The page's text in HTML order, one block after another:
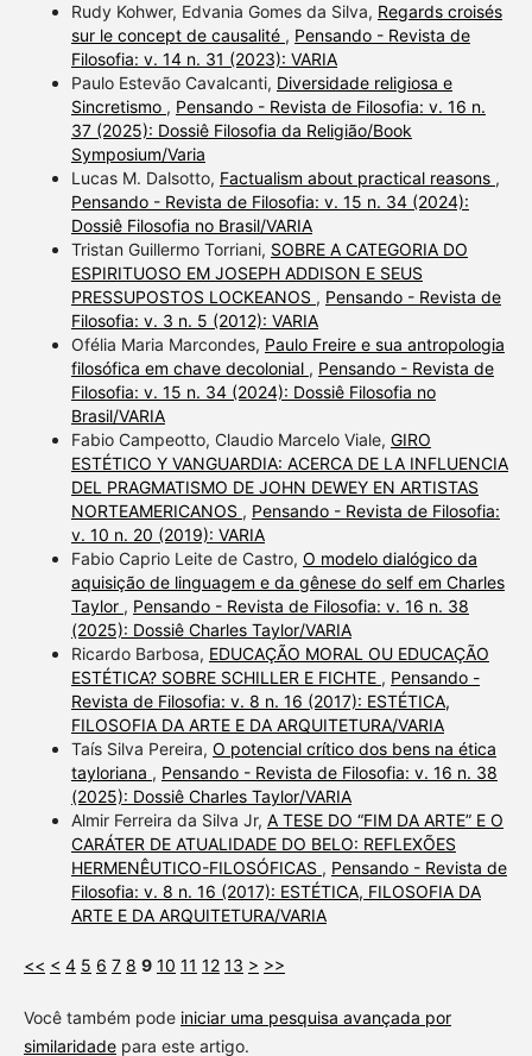
Rudy Kohwer, Edvania Gomes da Silva, Regards croisés
sur le concept de causalité , Pensando - Revista de
Filosofia: v. 14 n. 31 (2023): VARIA
Paulo Estevão Cavalcanti, Diversidade religiosa e
Sincretismo , Pensando - Revista de Filosofia: v. 16 n.
37 (2025): Dossiê Filosofia da Religião/Book
Symposium/Varia
Lucas M. Dalsotto, Factualism about practical reasons ,
Pensando - Revista de Filosofia: v. 15 n. 34 (2024):
Dossiê Filosofia no Brasil/VARIA
Tristan Guillermo Torriani, SOBRE A CATEGORIA DO
ESPIRITUOSO EM JOSEPH ADDISON E SEUS
PRESSUPOSTOS LOCKEANOS , Pensando - Revista de
Filosofia: v. 3 n. 5 (2012): VARIA
Ofélia Maria Marcondes, Paulo Freire e sua antropologia
filosófica em chave decolonial , Pensando - Revista de
Filosofia: v. 15 n. 34 (2024): Dossiê Filosofia no
Brasil/VARIA
Fabio Campeotto, Claudio Marcelo Viale, GIRO
ESTÉTICO Y VANGUARDIA: ACERCA DE LA INFLUENCIA
DEL PRAGMATISMO DE JOHN DEWEY EN ARTISTAS
NORTEAMERICANOS , Pensando - Revista de Filosofia:
v. 10 n. 20 (2019): VARIA
Fabio Caprio Leite de Castro, O modelo dialógico da
aquisição de linguagem e da gênese do self em Charles
Taylor , Pensando - Revista de Filosofia: v. 16 n. 38
(2025): Dossiê Charles Taylor/VARIA
Ricardo Barbosa, EDUCAÇÃO MORAL OU EDUCAÇÃO
ESTÉTICA? SOBRE SCHILLER E FICHTE , Pensando -
Revista de Filosofia: v. 8 n. 16 (2017): ESTÉTICA,
FILOSOFIA DA ARTE E DA ARQUITETURA/VARIA
Taís Silva Pereira, O potencial crítico dos bens na ética
tayloriana , Pensando - Revista de Filosofia: v. 16 n. 38
(2025): Dossiê Charles Taylor/VARIA
Almir Ferreira da Silva Jr, A TESE DO “FIM DA ARTE” E O
CARÁTER DE ATUALIDADE DO BELO: REFLEXÕES
HERMENÊUTICO-FILOSÓFICAS , Pensando - Revista de
Filosofia: v. 8 n. 16 (2017): ESTÉTICA, FILOSOFIA DA
ARTE E DA ARQUITETURA/VARIA
<< < 4 5 6 7 8 9 10 11 12 13 > >>
Você também pode iniciar uma pesquisa avançada por
similaridadepara este artigo.